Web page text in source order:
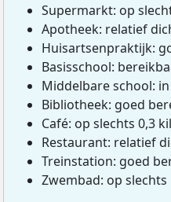
Supermarkt: op
Apotheek: relatief
Huisartsenpraktijk:
Basisschool:
Middelbare school:
Bibliotheek: goed
Café: op slechts 0,3
Restaurant: relatief
Treinstation: goed
Zwembad: op